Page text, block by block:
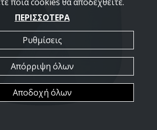
ΠΕΡΙΣΣΟΤΕΡΑ
Ρυθμίσεις
Απόρριψη όλων
Αποδοχή όλων